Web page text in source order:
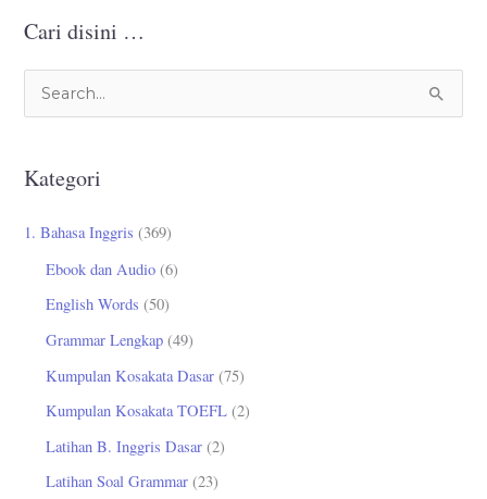
Cari disini …
i
u
Kategori
1. Bahasa Inggris (369)
Ebook dan Audio (6)
English Words (50)
Grammar Lengkap (49)
Kumpulan Kosakata Dasar (75)
Kumpulan Kosakata TOEFL (2)
Latihan B. Inggris Dasar (2)
Latihan Soal Grammar (23)